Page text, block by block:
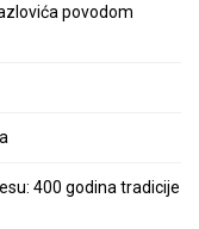
povodom
400 godina tradicije